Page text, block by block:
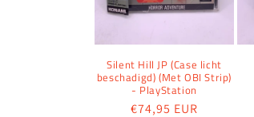
Silent Hill JP (Case licht
beschadigd) (Met OBI Strip)
- PlayStation
Normale
€74,95 EUR